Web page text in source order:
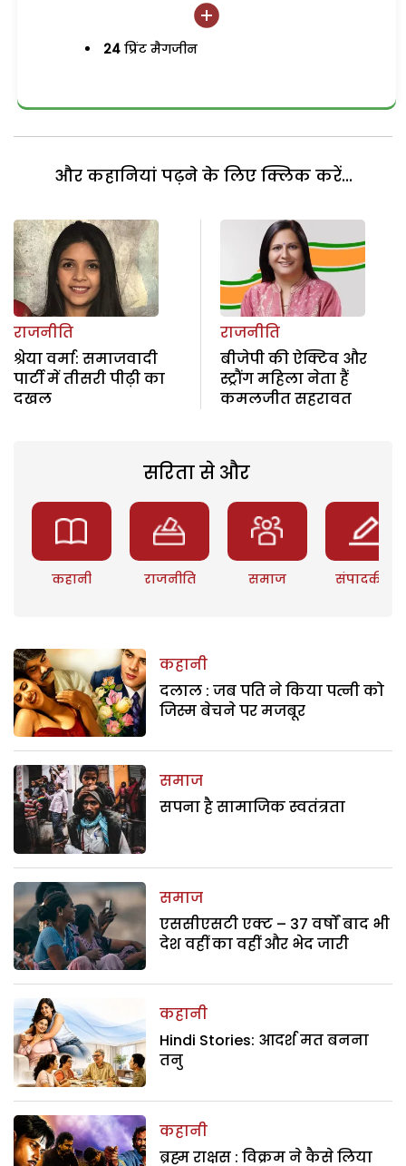
24 प्रिंट मैगजीन
और कहानियां पढ़ने के लिए क्लिक करें...
राजनीति
श्रेया वर्मा: समाजवादी
पार्टी में तीसरी पीढ़ी का
दखल
राजनीति
बीजेपी की ऐक्टिव और
स्ट्रौंग महिला नेता हैं
कमलजीत सहरावत
सरिता से और
कहानी राजनीति समाज संपादकीय
कहानी
दलाल : जब पति ने किया पत्नी को
जिस्म बेचने पर मजबूर
समाज
सपना है सामाजिक स्वतंत्रता
समाज
एससीएसटी एक्ट – 37 वर्षों बाद भी
देश वहीं का वहीं और भेद जारी
कहानी
Hindi Stories: आदर्श मत बनना
तनु
कहानी
ब्रह्म राक्षस : विक्रम ने कैसे लिया